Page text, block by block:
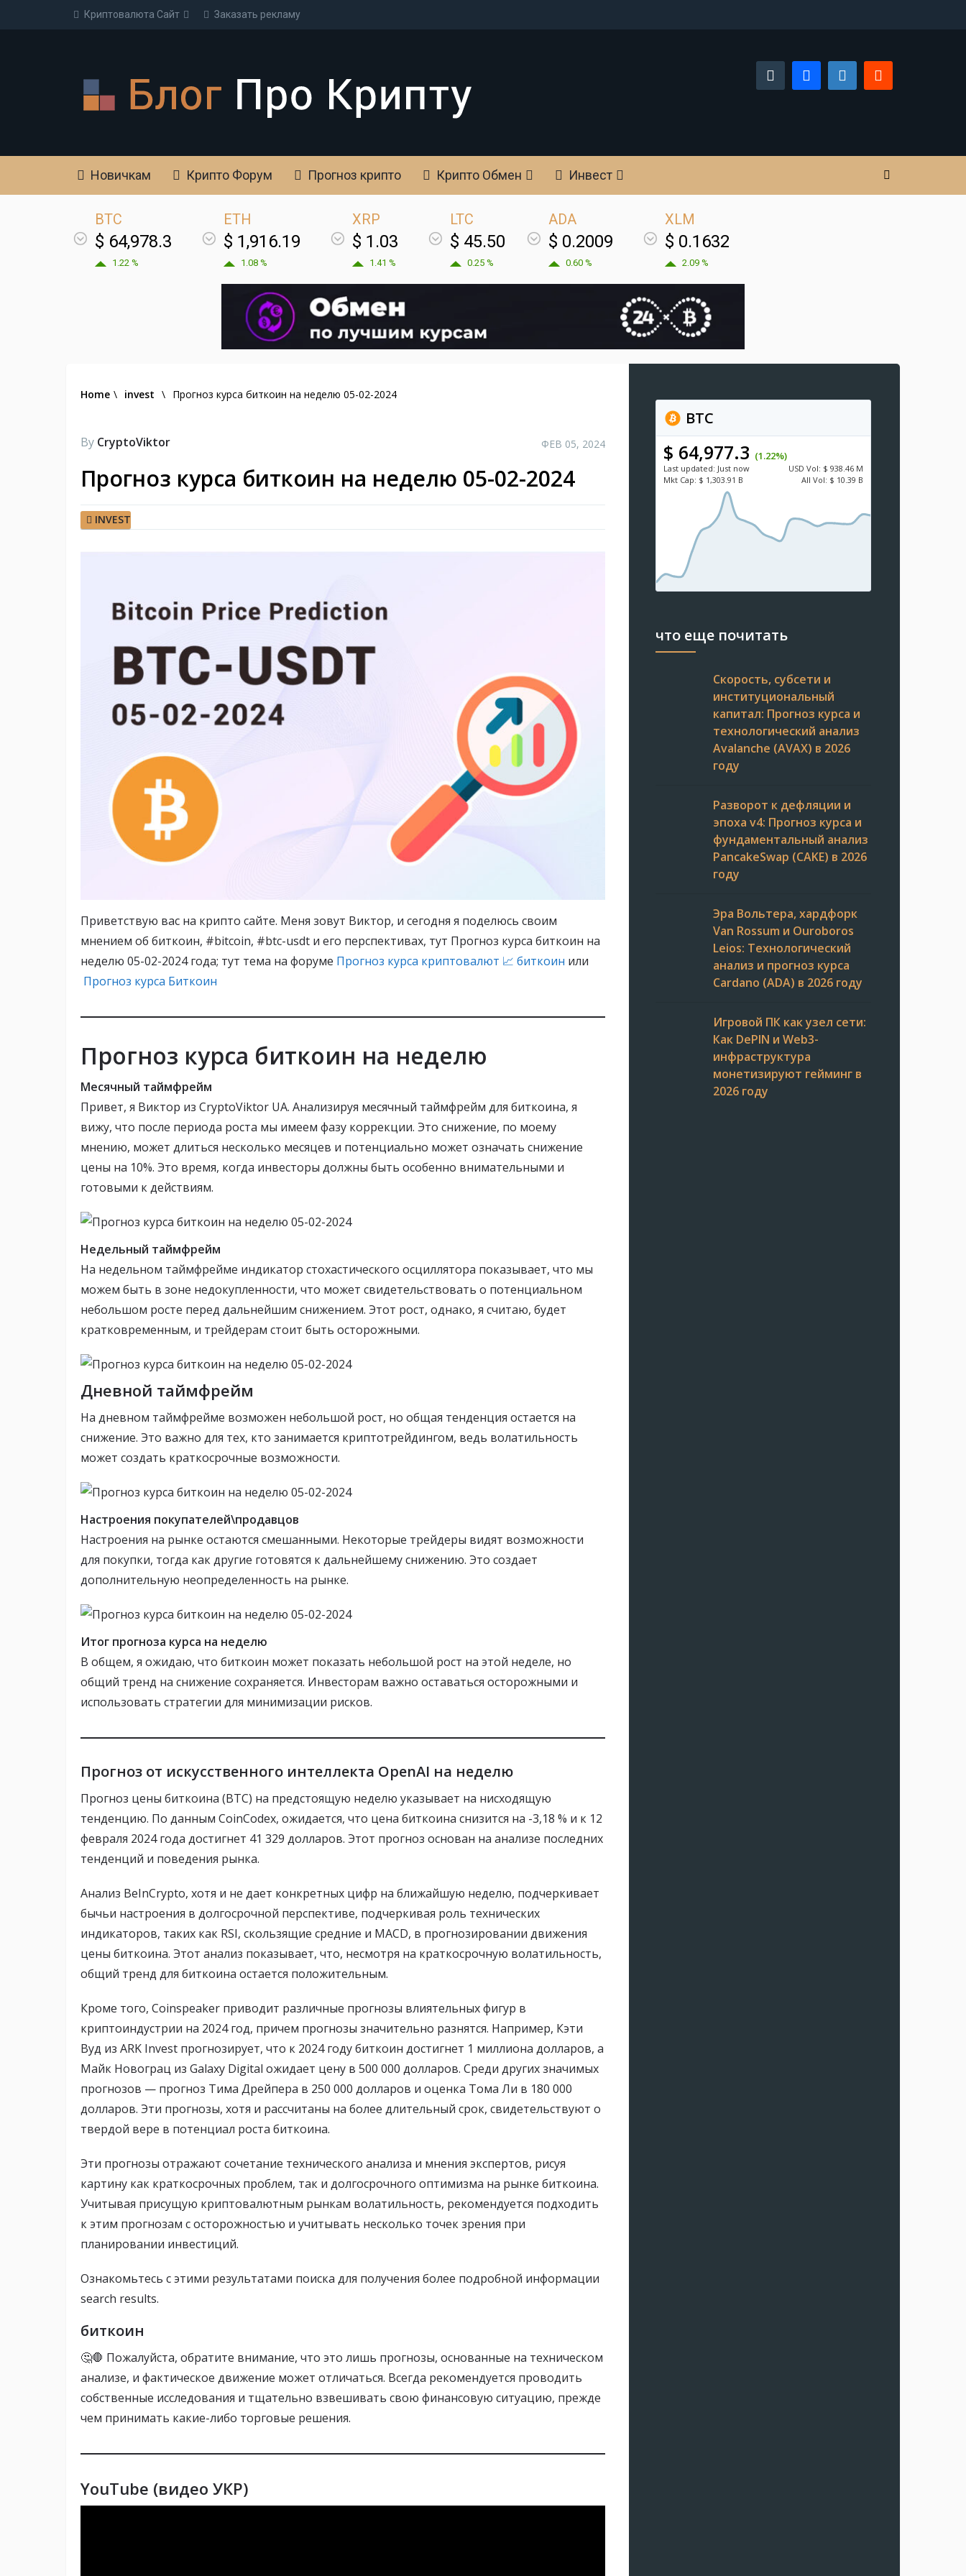
Криптовалюта Cайт Заказать рекламу
Новичкам Крипто Форум Прогноз крипто Крипто Обмен Инвест
BTC
$ 64,978.3
1.22 %
ETH
$ 1,916.19
1.08 %
XRP
$ 1.03
1.41 %
LTC
$ 45.50
0.25 %
ADA
$ 0.2009
0.60 %
XLM
$ 0.1632
2.09 %
Home \ invest \ Прогноз курса биткоин на неделю 05-02-2024
By CryptoViktor ФЕВ 05, 2024
Прогноз курса биткоин на неделю 05-02-2024
INVEST
Приветствую вас на крипто сайте. Меня зовут Виктор, и сегодня я поделюсь своим
мнением об биткоин, #bitcoin, #btc-usdt и его перспективах, тут Прогноз курса биткоин на
неделю 05-02-2024 года; тут тема на форуме Прогноз курса криптовалют 📈 биткоин или
Прогноз курса Биткоин
Прогноз курса биткоин на неделю
Месячный таймфрейм
Привет, я Виктор из CryptoViktor UA. Анализируя месячный таймфрейм для биткоина, я
вижу, что после периода роста мы имеем фазу коррекции. Это снижение, по моему
мнению, может длиться несколько месяцев и потенциально может означать снижение
цены на 10%. Это время, когда инвесторы должны быть особенно внимательными и
готовыми к действиям.
Недельный таймфрейм
На недельном таймфрейме индикатор стохастического осциллятора показывает, что мы
можем быть в зоне недокупленности, что может свидетельствовать о потенциальном
небольшом росте перед дальнейшим снижением. Этот рост, однако, я считаю, будет
кратковременным, и трейдерам стоит быть осторожными.
Дневной таймфрейм
На дневном таймфрейме возможен небольшой рост, но общая тенденция остается на
снижение. Это важно для тех, кто занимается криптотрейдингом, ведь волатильность
может создать краткосрочные возможности.
Настроения покупателей\продавцов
Настроения на рынке остаются смешанными. Некоторые трейдеры видят возможности
для покупки, тогда как другие готовятся к дальнейшему снижению. Это создает
дополнительную неопределенность на рынке.
Итог прогноза курса на неделю
В общем, я ожидаю, что биткоин может показать небольшой рост на этой неделе, но
общий тренд на снижение сохраняется. Инвесторам важно оставаться осторожными и
использовать стратегии для минимизации рисков.
Прогноз от искусственного интеллекта OpenAI на неделю
Прогноз цены биткоина (BTC) на предстоящую неделю указывает на нисходящую
тенденцию. По данным CoinCodex, ожидается, что цена биткоина снизится на -3,18 % и к 12
февраля 2024 года достигнет 41 329 долларов. Этот прогноз основан на анализе последних
тенденций и поведения рынка.
Анализ BeInCrypto, хотя и не дает конкретных цифр на ближайшую неделю, подчеркивает
бычьи настроения в долгосрочной перспективе, подчеркивая роль технических
индикаторов, таких как RSI, скользящие средние и MACD, в прогнозировании движения
цены биткоина. Этот анализ показывает, что, несмотря на краткосрочную волатильность,
общий тренд для биткоина остается положительным.
Кроме того, Coinspeaker приводит различные прогнозы влиятельных фигур в
криптоиндустрии на 2024 год, причем прогнозы значительно разнятся. Например, Кэти
Вуд из ARK Invest прогнозирует, что к 2024 году биткоин достигнет 1 миллиона долларов, а
Майк Новограц из Galaxy Digital ожидает цену в 500 000 долларов. Среди других значимых
прогнозов — прогноз Тима Дрейпера в 250 000 долларов и оценка Тома Ли в 180 000
долларов. Эти прогнозы, хотя и рассчитаны на более длительный срок, свидетельствуют о
твердой вере в потенциал роста биткоина.
Эти прогнозы отражают сочетание технического анализа и мнения экспертов, рисуя
картину как краткосрочных проблем, так и долгосрочного оптимизма на рынке биткоина.
Учитывая присущую криптовалютным рынкам волатильность, рекомендуется подходить
к этим прогнозам с осторожностью и учитывать несколько точек зрения при
планировании инвестиций.
Ознакомьтесь с этими результатами поиска для получения более подробной информации
search results.
биткоин
🤔🛑 Пожалуйста, обратите внимание, что это лишь прогнозы, основанные на техническом
анализе, и фактическое движение может отличаться. Всегда рекомендуется проводить
собственные исследования и тщательно взвешивать свою финансовую ситуацию, прежде
чем принимать какие-либо торговые решения.
YouTube (видео УКР)
BTC
$ 64,977.3 (1.22%)
Last updated: Just now USD Vol: $ 938.46 M
Mkt Cap: $ 1,303.91 B All Vol: $ 10.39 B
что еще почитать
Скорость, субсети и
институциональный
капитал: Прогноз курса и
технологический анализ
Avalanche (AVAX) в 2026
году
Разворот к дефляции и
эпоха v4: Прогноз курса и
фундаментальный анализ
PancakeSwap (CAKE) в 2026
году
Эра Вольтера, хардфорк
Van Rossum и Ouroboros
Leios: Технологический
анализ и прогноз курса
Cardano (ADA) в 2026 году
Игровой ПК как узел сети:
Как DePIN и Web3-
инфраструктура
монетизируют гейминг в
2026 году